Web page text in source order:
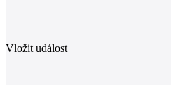
Vložit událost